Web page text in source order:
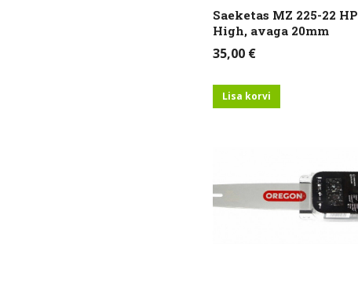
Saeketas MZ 225-22 HP
High, avaga 20mm
35,00 €
Lisa korvi